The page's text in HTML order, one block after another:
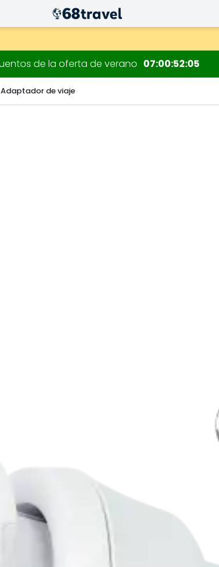
de la oferta de verano 07005205
Adaptador de viaje